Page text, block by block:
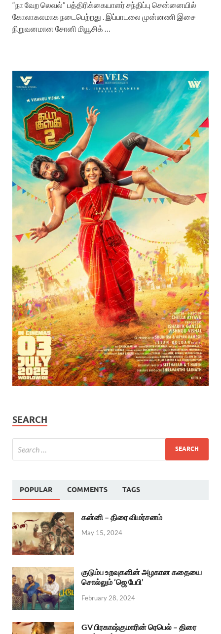
“நா வேற லெவல்” பத்திரிக்கையாளர் சந்திப்பு சென்னையில்
கோலாகலமாக நடைபெற்றது . இப்பாடலை முன்னணி இசை
நிறுவனமான சோனி மியூசிக் …
SEARCH
POPULAR COMMENTS TAGS
கன்னி – திரை விமர்சனம்
May 15, 2024
குடும்ப உறவுகளின் அழகான கதையை
சொல்லும் ‘ஜெ பேபி’
February 28, 2024
GV பிரகாஷ்குமாரின் ரெபெல் – திரை